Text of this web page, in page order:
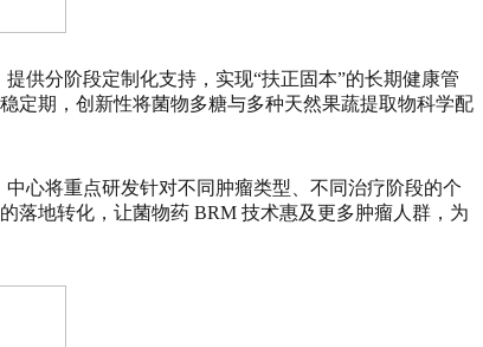
供分阶段定制化支持，实现“扶正固本”的长期健康管
定期，创新性将菌物多糖与多种天然果蔬提取物科学配
心将重点研发针对不同肿瘤类型、不同治疗阶段的个
落地转化，让菌物药 BRM 技术惠及更多肿瘤人群，为